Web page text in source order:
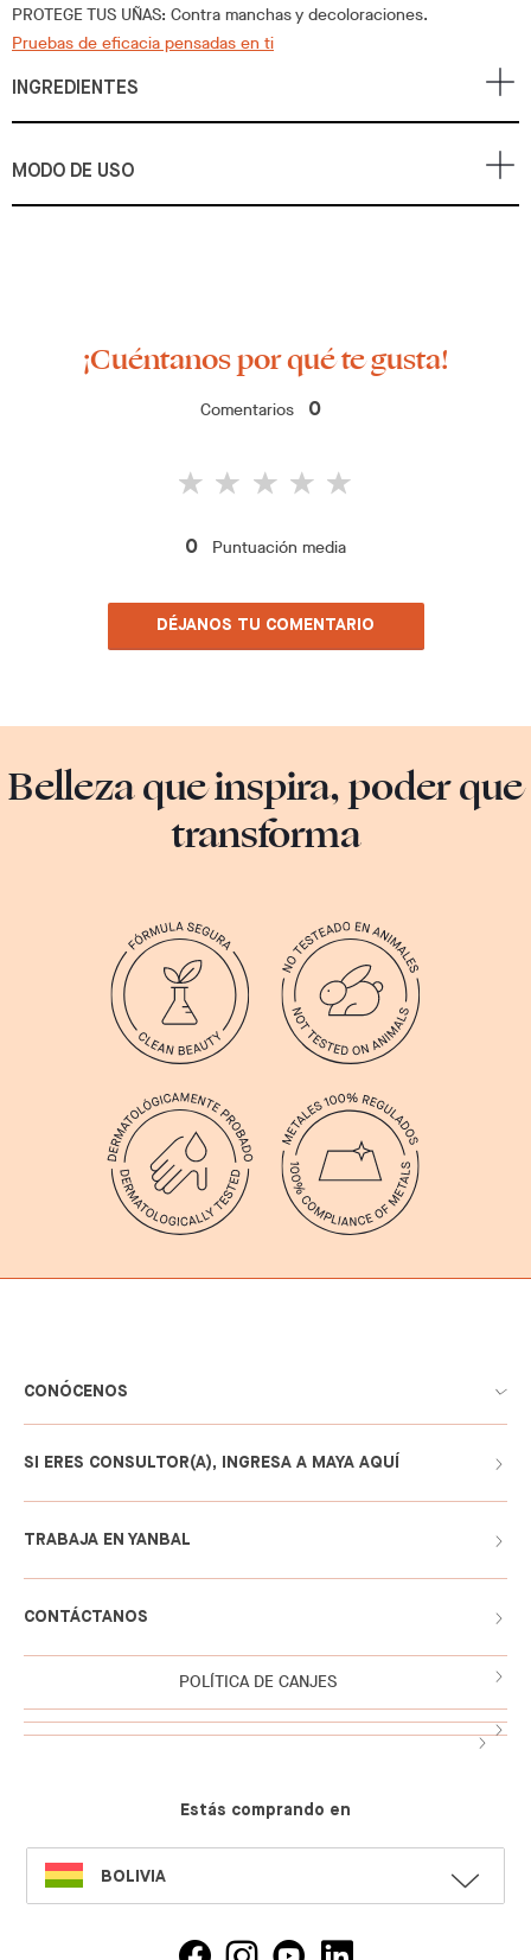
PROTEGE TUS UÑAS: Contra manchas y decoloraciones.
Pruebas de eficacia pensadas en ti
INGREDIENTES
MODO DE USO
¡Cuéntanos por qué te gusta!
Comentarios 0
0 Puntuación media
DÉJANOS TU COMENTARIO
Belleza que inspira, poder que
transforma
CONÓCENOS
SI ERES CONSULTOR(A), INGRESA A MAYA AQUÍ
TRABAJA EN YANBAL
CONTÁCTANOS
POLÍTICA DE CANJES
Estás comprando en
SELECT
LANGUAGE
BOLIVIA